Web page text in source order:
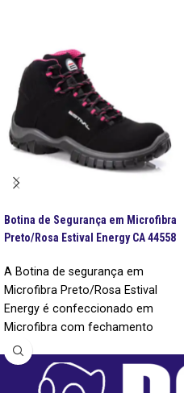
Botina de Segurança em Microfibra
Preto/Rosa Estival Energy CA 44558
A Botina de segurança em
Microfibra Preto/Rosa Estival
Energy é confeccionado em
Microfibra com fechamento
através de Cadarço na parte
externa e interna do cano. O
material é composto de Fibra